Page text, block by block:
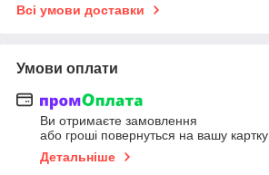
Всі умови доставки
Умови оплати
Ви отримаєте замовлення
або гроші повернуться на вашу картку
Детальніше